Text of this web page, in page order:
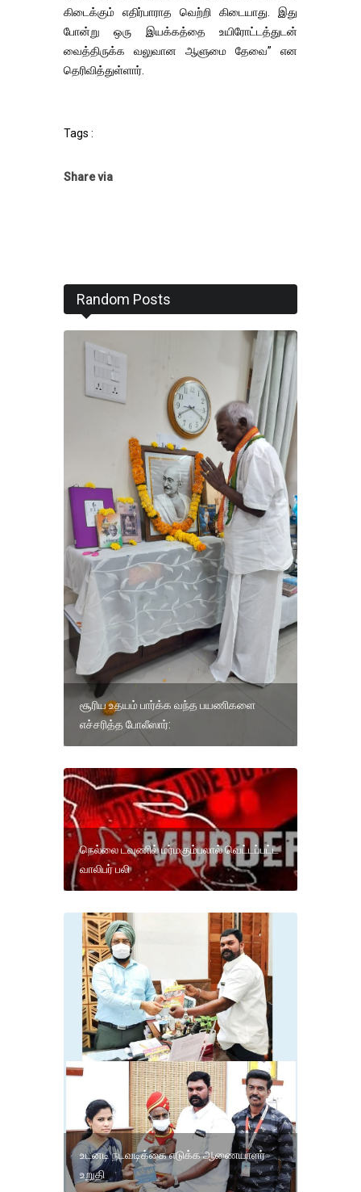
கிடைக்கும் எதிர்பாராத வெற்றி கிடையாது. இது
போன்று ஒரு இயக்கத்தை உயிரோட்டத்துடன்
வைத்திருக்க வலுவான ஆளுமை தேவை” என
தெரிவித்துள்ளார்.
Tags :
Share via
Random Posts
சூரிய உதயம் பார்க்க வந்த பயணிகளை
எச்சரித்த போலீஸார்:
நெல்லை டவுணில் மர்மகும்பலால் வெட்டப்பட்ட
வாலிபர் பலி
உடனடி நடவடிக்கை எடுக்க ஆணையாளர்
உறுதி